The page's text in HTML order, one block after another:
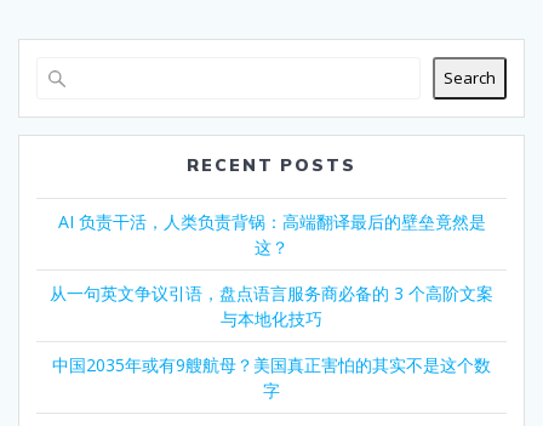
Search
RECENT POSTS
AI 负责干活，人类负责背锅：高端翻译最后的壁垒竟然是
这？
从一句英文争议引语，盘点语言服务商必备的 3 个高阶文案
与本地化技巧
中国2035年或有9艘航母？美国真正害怕的其实不是这个数
字